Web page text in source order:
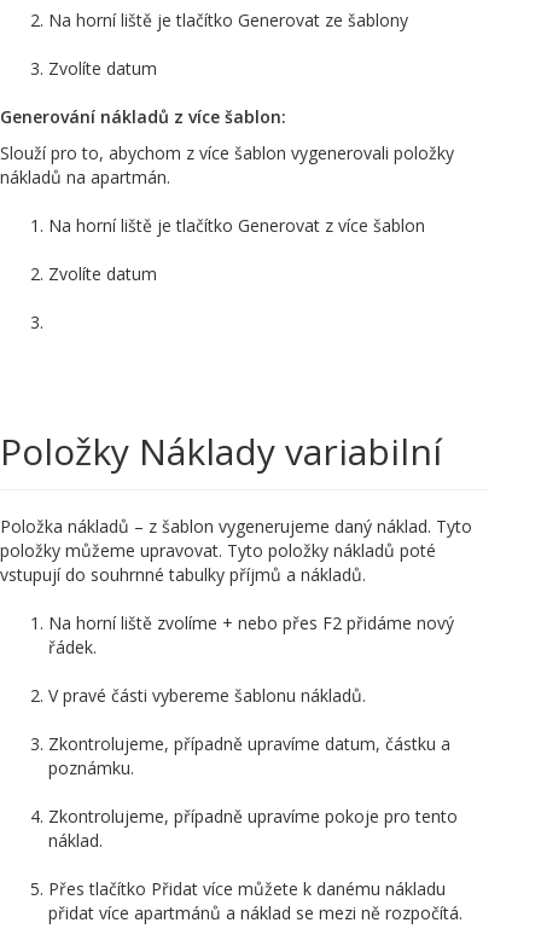
Na horní liště je tlačítko Generovat ze šablony
Zvolíte datum
Generování nákladů z více šablon:
Slouží pro to, abychom z více šablon vygenerovali položky
nákladů na apartmán.
Na horní liště je tlačítko Generovat z více šablon
Zvolíte datum
Položky Náklady variabilní
Položka nákladů – z šablon vygenerujeme daný náklad. Tyto
položky můžeme upravovat. Tyto položky nákladů poté
vstupují do souhrnné tabulky příjmů a nákladů.
Na horní liště zvolíme + nebo přes F2 přidáme nový
řádek.
V pravé části vybereme šablonu nákladů.
Zkontrolujeme, případně upravíme datum, částku a
poznámku.
Zkontrolujeme, případně upravíme pokoje pro tento
náklad.
Přes tlačítko Přidat více můžete k danému nákladu
přidat více apartmánů a náklad se mezi ně rozpočítá.